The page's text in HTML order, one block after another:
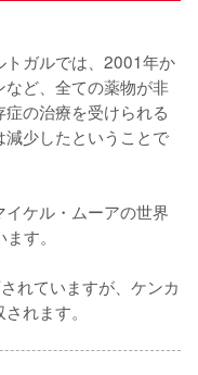
トガルでは、2001年か
ど、全ての薬物が非
の治療を受けられる
少したということで
ケル・ムーアの世界
す。
れていますが、ケンカ
れます。